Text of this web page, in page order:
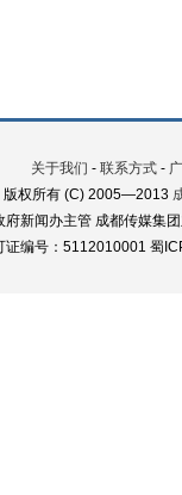
关于我们 - 联系方式 -
版权所有 (C) 2005—2013
府新闻办主管 成都传媒集
证编号：5112010001 蜀